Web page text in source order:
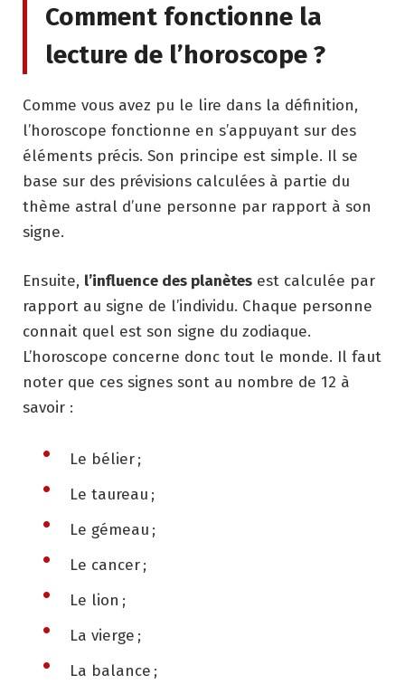
Comment fonctionne la
lecture de l’horoscope ?
Comme vous avez pu le lire dans la définition,
l’horoscope fonctionne en s’appuyant sur des
éléments précis. Son principe est simple. Il se
base sur des prévisions calculées à partie du
thème astral d’une personne par rapport à son
signe.
Ensuite, l’influence des planètes est calculée par
rapport au signe de l’individu. Chaque personne
connait quel est son signe du zodiaque.
L’horoscope concerne donc tout le monde. Il faut
noter que ces signes sont au nombre de 12 à
savoir :
Le bélier ;
Le taureau ;
Le gémeau ;
Le cancer ;
Le lion ;
La vierge ;
La balance ;